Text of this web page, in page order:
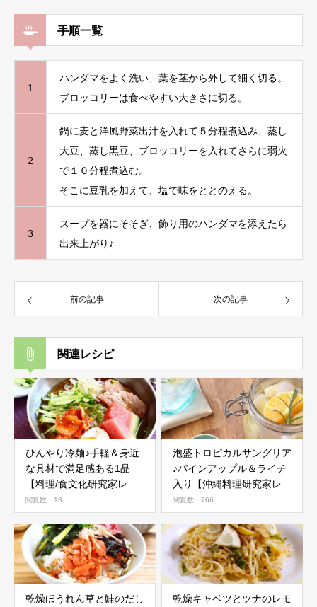
手順一覧
1
ハンダマをよく洗い、葉を茎から外して細く切る。
ブロッコリーは食べやすい大きさに切る。
2
鍋に麦と洋風野菜出汁を入れて５分程煮込み、蒸し
大豆、蒸し黒豆、ブロッコリーを入れてさらに弱火
で１０分程煮込む。
そこに豆乳を加えて、塩で味をととのえる。
3
スープを器にそそぎ、飾り用のハンダマを添えたら
出来上がり♪
前の記事 次の記事
関連レシピ
ひんやり冷麺♪手軽＆身近
な具材で満足感ある1品
【料理/食文化研究家レシ
ピ】
閲覧数：13
泡盛トロピカルサングリア
♪パインアップル＆ライチ
入り【沖縄料理研究家レシ
ピ】
閲覧数：766
乾燥ほうれん草と鮭のだし
乾燥キャベツとツナのレモ